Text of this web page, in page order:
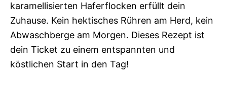
karamellisierten Haferflocken erfüllt dein
Zuhause. Kein hektisches Rühren am Herd, kein
Abwaschberge am Morgen. Dieses Rezept ist
dein Ticket zu einem entspannten und
köstlichen Start in den Tag!